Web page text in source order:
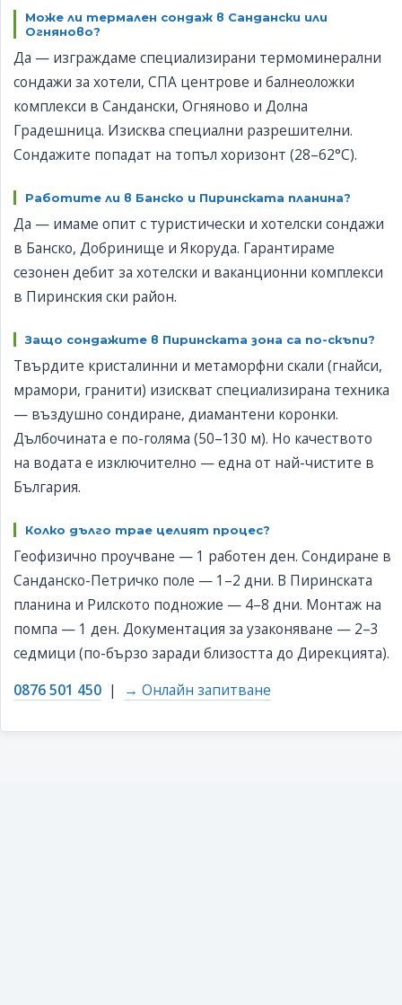
Може ли термален сондаж в Сандански или
Огняново?
Да — изграждаме специализирани термоминерални
сондажи за хотели, СПА центрове и балнеоложки
комплекси в Сандански, Огняново и Долна
Градешница. Изисква специални разрешителни.
Сондажите попадат на топъл хоризонт (28–62°C).
Работите ли в Банско и Пиринската планина?
Да — имаме опит с туристически и хотелски сондажи
в Банско, Добринище и Якоруда. Гарантираме
сезонен дебит за хотелски и ваканционни комплекси
в Пиринския ски район.
Защо сондажите в Пиринската зона са по-скъпи?
Твърдите кристалинни и метаморфни скали (гнайси,
мрамори, гранити) изискват специализирана техника
— въздушно сондиране, диамантени коронки.
Дълбочината е по-голяма (50–130 м). Но качеството
на водата е изключително — една от най-чистите в
България.
Колко дълго трае целият процес?
Геофизично проучване — 1 работен ден. Сондиране в
Санданско-Петричко поле — 1–2 дни. В Пиринската
планина и Рилското подножие — 4–8 дни. Монтаж на
помпа — 1 ден. Документация за узаконяване — 2–3
седмици (по-бързо заради близостта до Дирекцията).
0876 501 450 | → Онлайн запитване